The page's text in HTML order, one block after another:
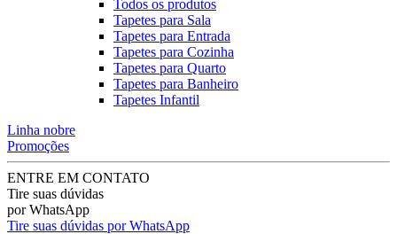
Todos os produtos
Tapetes para Sala
Tapetes para Entrada
Tapetes para Cozinha
Tapetes para Quarto
Tapetes para Banheiro
Tapetes Infantil
Linha nobre
Promoções
ENTRE EM CONTATO
Tire suas dúvidas
por WhatsApp
Tire suas dúvidas por WhatsApp